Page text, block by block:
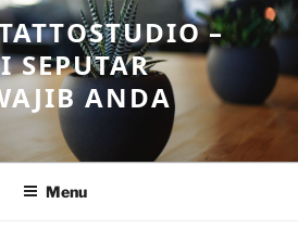
–
SEPUTAR
ANDA
Menu